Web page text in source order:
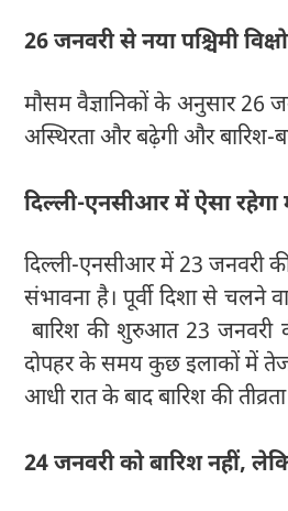
26 जनवरी से नया पश्चिमी
मौसम वैज्ञानिकों के अनुसार 26
अस्थिरता और बढ़ेगी और बारिश-
दिल्ली-एनसीआर में ऐसा रहेगा
दिल्ली-एनसीआर में 23 जनवरी
संभावना है। पूर्वी दिशा से चलने
बारिश की शुरुआत 23 जनवरी
दोपहर के समय कुछ इलाकों में
आधी रात के बाद बारिश की
24 जनवरी को बारिश नहीं,